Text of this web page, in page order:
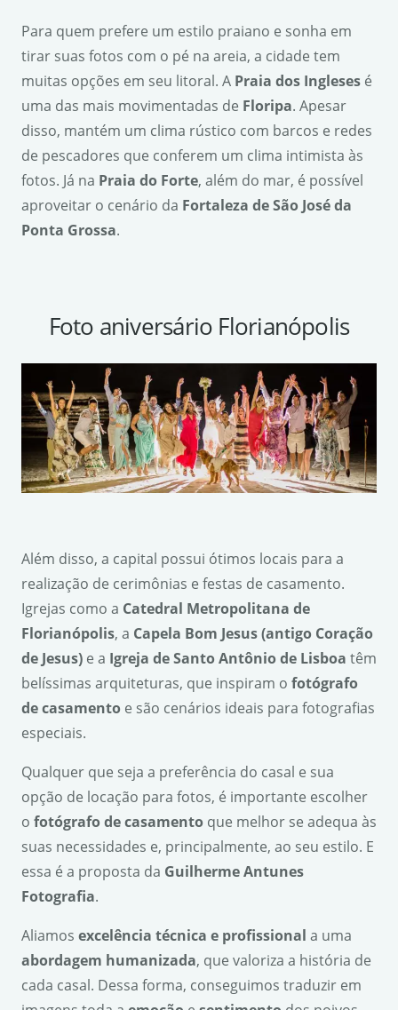
Para quem prefere um estilo praiano e sonha em
tirar suas fotos com o pé na areia, a cidade tem
muitas opções em seu litoral. A Praia dos Ingleses é
uma das mais movimentadas de Floripa. Apesar
disso, mantém um clima rústico com barcos e redes
de pescadores que conferem um clima intimista às
fotos. Já na Praia do Forte, além do mar, é possível
aproveitar o cenário da Fortaleza de São Joséda
Ponta Grossa.
Foto aniversário Florianópolis
Além disso, a capital possui ótimos locais para a
realização de cerimônias e festas de casamento.
Igrejas como a Catedral Metropolitana de
Florianópolis, a Capela Bom Jesus (antigo Coração
de Jesus) e a Igreja de Santo Antônio de Lisboa têm
belíssimas arquiteturas, que inspiram o fotógrafo
de casamento e são cenários ideais para fotografias
especiais.
Qualquer que seja a preferência do casal e sua
opção de locação para fotos, é importante escolher
o fotógrafo de casamento que melhor se adequa às
suas necessidades e, principalmente, ao seu estilo. E
essa é a proposta da Guilherme Antunes
Fotografia.
Aliamos excelência técnica e profissional a uma
abordagem humanizada, que valoriza a história de
cada casal. Dessa forma, conseguimos traduzir em